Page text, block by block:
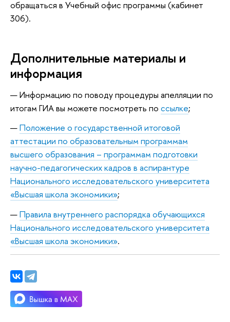
обращаться в Учебный офис программы (кабинет
306).
Дополнительные материалы и
информация
Информацию по поводу процедуры апелляции по
итогам ГИА вы можете посмотреть по ссылке;
Положение о государственной итоговой
аттестации по образовательным программам
высшего образования – программам подготовки
научно-педагогических кадров в аспирантуре
Национального исследовательского университета
«Высшая школа экономики»;
Правила внутреннего распорядка обучающихся
Национального исследовательского университета
«Высшая школа экономики».